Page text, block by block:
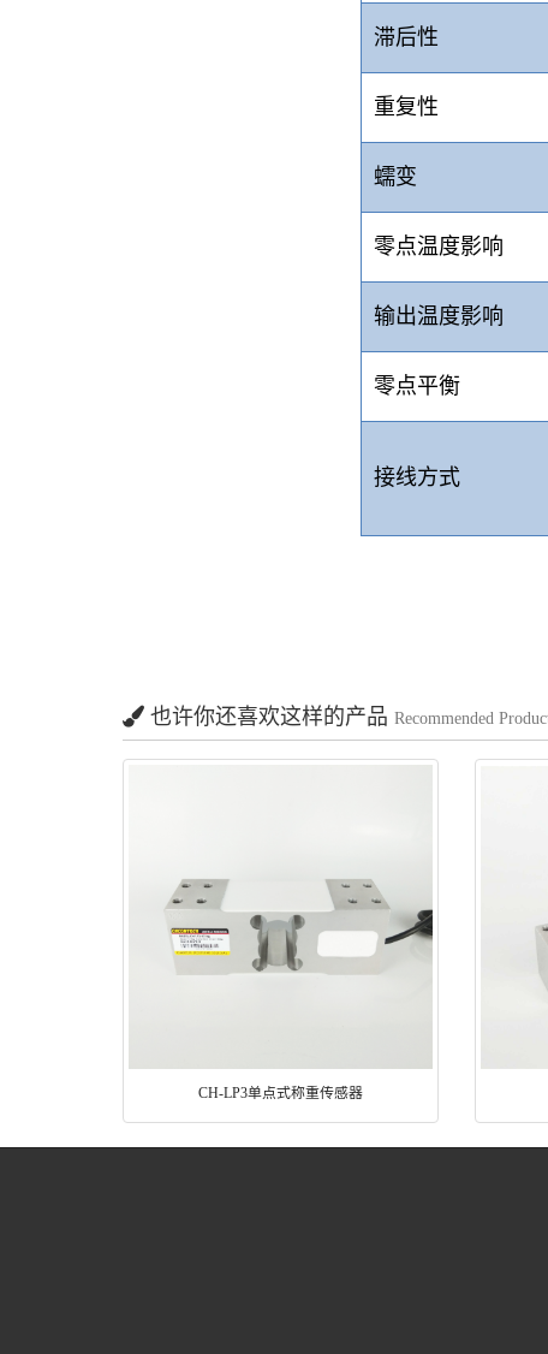
滞后性
重复性
蠕变
零点温度影响
输出温度影响
零点平衡
接线方式
也许你还喜欢这样的产品 Recommended
CH-LP3单点式称重传感器